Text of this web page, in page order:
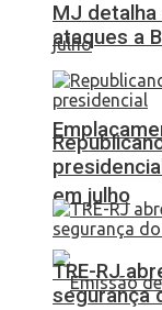
em julho
MJ
ataques a
TRE-RJ
segurança